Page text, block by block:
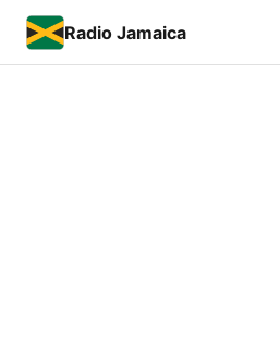
Radio Jamaica